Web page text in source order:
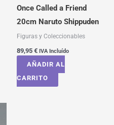
Once Called a Friend
20cm Naruto Shippuden
Figuras y Coleccionables
89,95 € IVA Incluído
AÑADIR AL
CARRITO